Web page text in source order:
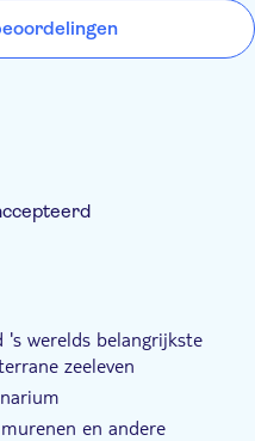
tentoonstellingen
die het belang van water
laten zien. Kinderen
met hun vijf
van de
het café, de
auditorium.
werelds belangrijkste
zeeleven
en andere